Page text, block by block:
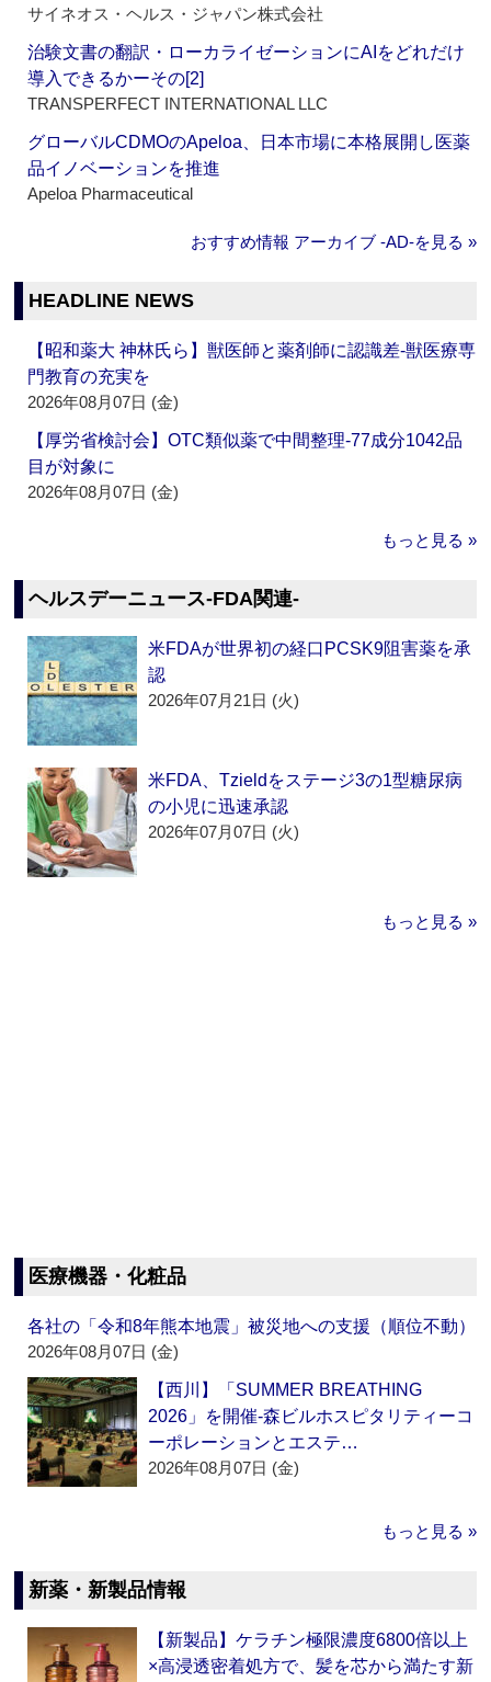
サイネオス・ヘルス・ジャパン株式会社
治験文書の翻訳・ローカライゼーションにAIをどれだけ
導入できるかーその[2]
TRANSPERFECT INTERNATIONAL LLC
グローバルCDMOのApeloa、日本市場に本格展開し医薬
品イノベーションを推進
Apeloa Pharmaceutical
おすすめ情報 アーカイブ ‐AD‐を見る »
HEADLINE NEWS
【昭和薬大 神林氏ら】獣医師と薬剤師に認識差‐獣医療専
門教育の充実を
2026年08月07日 (金)
【厚労省検討会】OTC類似薬で中間整理‐77成分1042品
目が対象に
2026年08月07日 (金)
もっと見る »
ヘルスデーニュース‐FDA関連‐
米FDAが世界初の経口PCSK9阻害薬を承
認
2026年07月21日 (火)
米FDA、Tzieldをステージ3の1型糖尿病
の小児に迅速承認
2026年07月07日 (火)
もっと見る »
医療機器・化粧品
各社の「令和8年熊本地震」被災地への支援（順位不動）
2026年08月07日 (金)
【西川】「SUMMER BREATHING
2026」を開催‐森ビルホスピタリティーコ
ーポレーションとエステ…
2026年08月07日 (金)
もっと見る »
新薬・新製品情報
【新製品】ケラチン極限濃度6800倍以上
×高浸透密着処方で、髪を芯から満たす新